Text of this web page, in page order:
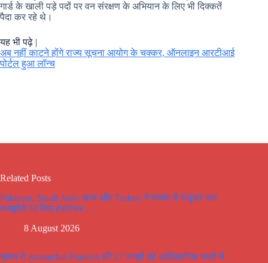
गार्ड के खाली पड़े पदों पर वन संरक्षण के अभियान के लिए भी दिक्कतें
पैदा कर रहे थे।
यह भी पढ़े |
अब नहीं काटने होंगे राज्य सूचना आयोग के चक्कर, ऑनलाइन आरटीआई
पोर्टल हुआ लॉन्च
Related Posts
Pakistan, Saudi Arab अरब और Turkey ने मक्का में संयुक्त रक्षा
समझौते पर किए हस्ताक्षर…
8 August 2026
भारत ने Arunachal Pradesh की 27 जगहों को आधिकारिक नक्शे में